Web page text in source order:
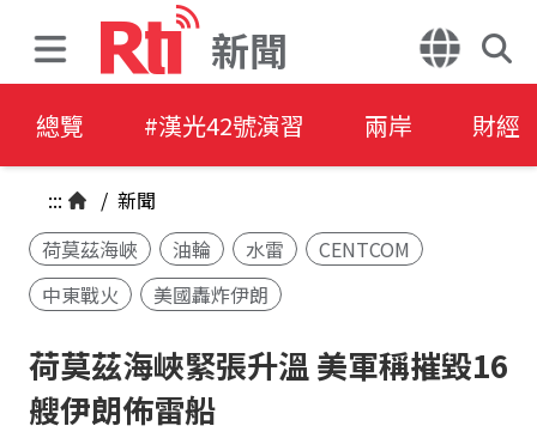
新聞
總覽 #漢光42號演習 兩岸 財經
::: / 新聞
荷莫茲海峽
油輪 水雷
CENTCOM
中東戰火
美國轟炸伊朗
荷莫茲海峽緊張升溫 美軍稱摧毀16
艘伊朗佈雷船